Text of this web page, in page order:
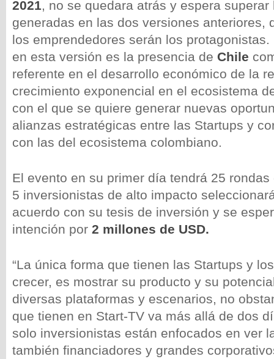
2021, no se quedara atrás y espera
generadas en las dos versiones anteriores,
los emprendedores serán los
en esta versión es la presencia de Chile
referente en el desarrollo económico de la
crecimiento exponencial en el ecosistema
con el que se quiere generar nuevas
alianzas estratégicas entre las Startups y
con las del ecosistema colombiano.
El evento en su primer día tendrá 25
5 inversionistas de alto impacto
acuerdo con su tesis de inversión y se
intención por 2 millones de USD.
“La única forma que tienen las Startups y
crecer, es mostrar su producto y su
diversas plataformas y escenarios, no
que tienen en Start-TV va más allá de dos
solo inversionistas están enfocados en ver
también financiadores y grandes